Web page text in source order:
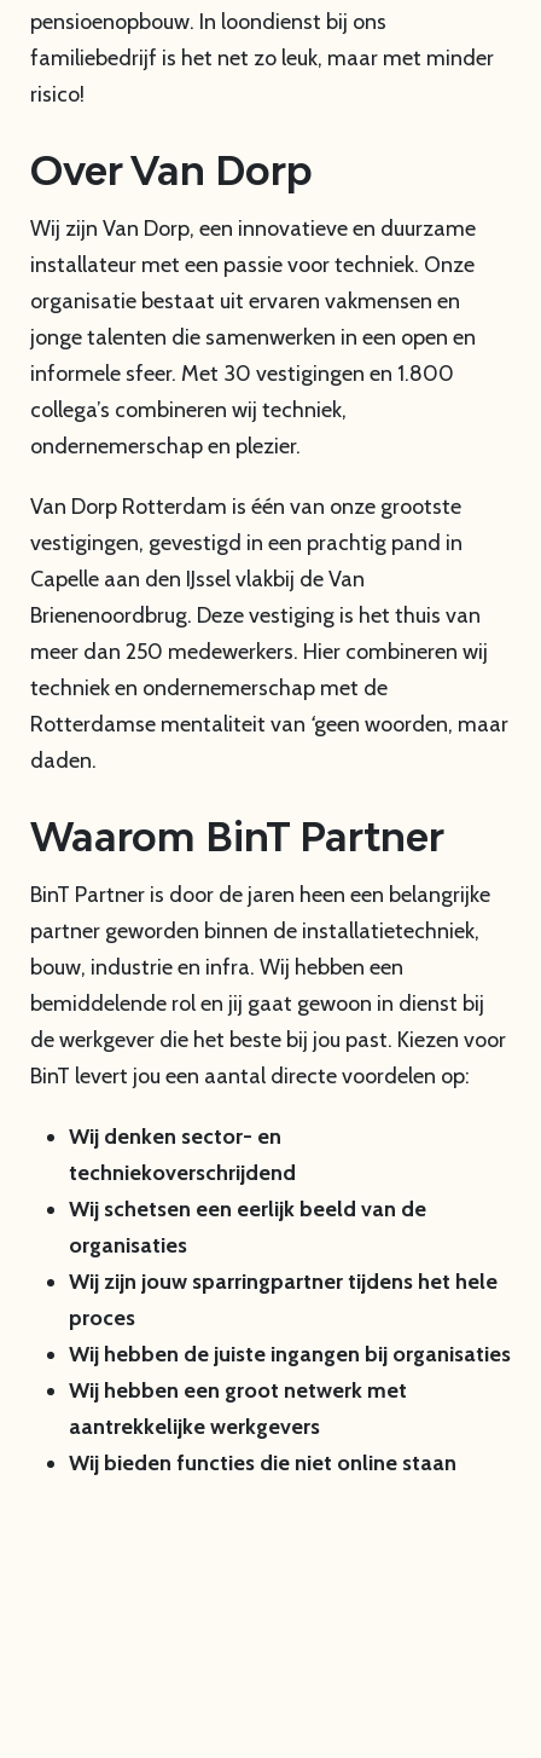
pensioenopbouw. In loondienst bij ons
familiebedrijf is het net zo leuk, maar met minder
risico!
Over Van Dorp
Wij zijn Van Dorp, een innovatieve en duurzame
installateur met een passie voor techniek. Onze
organisatie bestaat uit ervaren vakmensen en
jonge talenten die samenwerken in een open en
informele sfeer. Met 30 vestigingen en 1.800
collega’s combineren wij techniek,
ondernemerschap en plezier.
Van Dorp Rotterdam is één van onze grootste
vestigingen, gevestigd in een prachtig pand in
Capelle aan den IJssel vlakbij de Van
Brienenoordbrug. Deze vestiging is het thuis van
meer dan 250 medewerkers. Hier combineren wij
techniek en ondernemerschap met de
Rotterdamse mentaliteit van ‘geen woorden, maar
daden.
Waarom BinT Partner
BinT Partner is door de jaren heen een belangrijke
partner geworden binnen de installatietechniek,
bouw, industrie en infra. Wij hebben een
bemiddelende rol en jij gaat gewoon in dienst bij
de werkgever die het beste bij jou past. Kiezen voor
BinT levert jou een aantal directe voordelen op:
Wij denken sector- en
techniekoverschrijdend
Wij schetsen een eerlijk beeld van de
organisaties
Wij zijn jouw sparringpartner tijdens het hele
proces
Wij hebben de juiste ingangen bij organisaties
Wij hebben een groot netwerk met
aantrekkelijke werkgevers
Wij bieden functies die niet online staan